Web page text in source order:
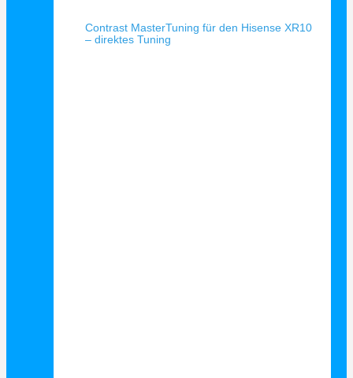
Contrast MasterTuning für den Hisense XR10
– direktes Tuning